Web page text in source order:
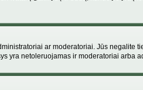
ar moderatoriai. Jūs negalite
yra netoleruojamas ir moderatoriai arba